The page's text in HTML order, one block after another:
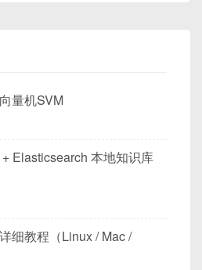
量机SVM
Elasticsearch 本地知识库
细教程（Linux / Mac /